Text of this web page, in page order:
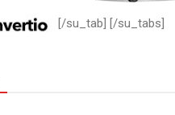
[/su_tab] [/su_tabs]